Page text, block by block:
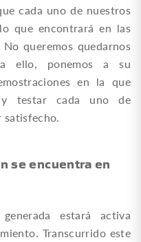
cada uno de nuestros
que encontrará en las
queremos quedarnos
ello, ponemos a su
en la que
y testar cada uno de
satisfecho.
se encuentra en
estará activa
Transcurrido este